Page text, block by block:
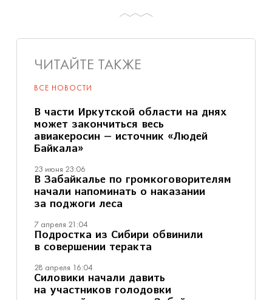
ЧИТАЙТЕ ТАКЖЕ
ВСЕ НОВОСТИ
В части Иркутской области на днях
может закончиться весь
авиакеросин — источник «Людей
Байкала»
23 июня 23:06
В Забайкалье по громкоговорителям
начали напоминать о наказании
за поджоги леса
7 апреля 21:04
Подростка из Сибири обвинили
в совершении теракта
28 апреля 16:04
Силовики начали давить
на участников голодовки